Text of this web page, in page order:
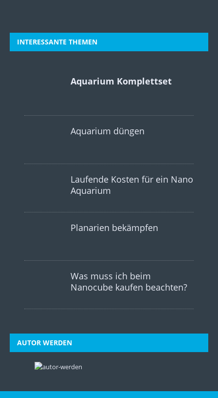
INTERESSANTE THEMEN
Aquarium Komplettset
Aquarium düngen
Laufende Kosten für ein Nano
Aquarium
Planarien bekämpfen
Was muss ich beim
Nanocube kaufen beachten?
AUTOR WERDEN